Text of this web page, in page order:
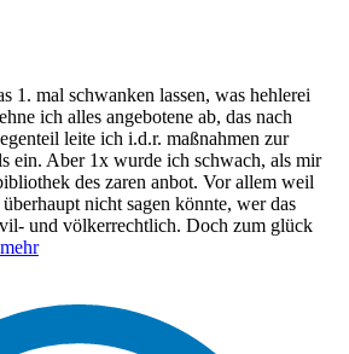
1. mal schwanken lassen, was hehlerei
ich alles angebotene ab, das nach
leite ich i.d.r. maßnahmen zur
ein. Aber 1x wurde ich schwach, als mir
des zaren anbot. Vor allem weil
nicht sagen könnte, wer das
und völkerrechtlich. Doch zum glück
mehr